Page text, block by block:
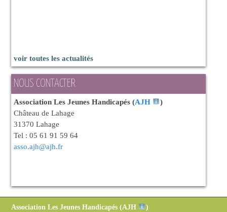
voir toutes les actualités
NOUS CONTACTER
Association Les Jeunes Handicapés (AJH
)
Château de Lahage
31370 Lahage
Tel : 05 61 91 59 64
asso.ajh@ajh.fr
Association Les Jeunes Handicapés (AJH
)